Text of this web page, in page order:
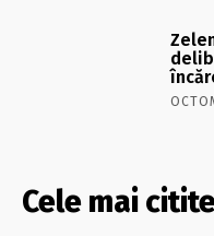
Cele mai